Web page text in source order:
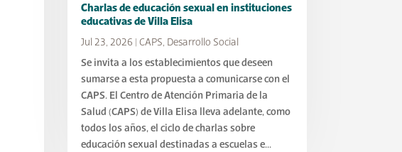
Charlas de educación sexual en instituciones
educativas de Villa Elisa
Jul 23, 2026 CAPS, Desarrollo Social
Se invita a los establecimientos que deseen
sumarse a esta propuesta a comunicarse con el
CAPS. El Centro de Atención Primaria de la
Salud (CAPS) de Villa Elisa lleva adelante, como
todos los años, el ciclo de charlas sobre
educación sexual destinadas a escuelas e...